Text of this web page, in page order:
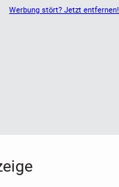
Werbung stört? Jetzt entfernen!